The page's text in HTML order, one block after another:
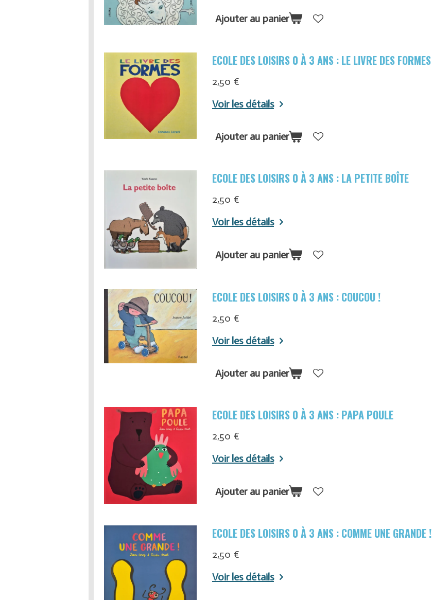
Ajouter au panier
ECOLE DES LOISIRS 0 À 3 ANS : LE LIVRE DES FORMES
2,50 €
Voir les détails
Ajouter au panier
ECOLE DES LOISIRS 0 À 3 ANS : LA PETITE BOÎTE
2,50 €
Voir les détails
Ajouter au panier
ECOLE DES LOISIRS 0 À 3 ANS : COUCOU !
2,50 €
Voir les détails
Ajouter au panier
ECOLE DES LOISIRS 0 À 3 ANS : PAPA POULE
2,50 €
Voir les détails
Ajouter au panier
ECOLE DES LOISIRS 0 À 3 ANS : COMME UNE GRANDE !
2,50 €
Voir les détails